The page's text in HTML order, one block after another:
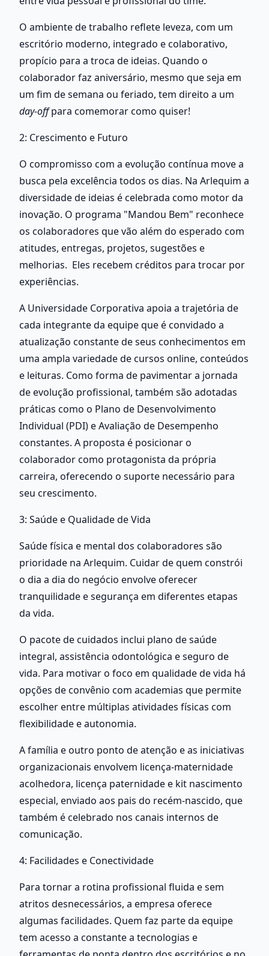
O ambiente de trabalho reflete leveza, com um
escritório moderno, integrado e colaborativo,
propício para a troca de ideias. Quando o
colaborador faz aniversário, mesmo que seja em
day-off para comemorar como quiser!
2: Crescimento e Futuro
O compromisso com a evolução contínua move a
busca pela excelência todos os dias. Na Arlequim a
diversidade de ideias é celebrada como motor da
inovação. O programa "Mandou Bem" reconhece
os colaboradores que vão além do esperado com
atitudes, entregas, projetos, sugestões e
melhorias.  Eles recebem créditos para trocar por
experiências.
A Universidade Corporativa apoia a trajetória de
cada integrante da equipe que é convidado a
atualização constante de seus conhecimentos em
uma ampla variedade de cursos online, conteúdos
e leituras. Como forma de pavimentar a jornada
de evolução profissional, também são adotadas
práticas como o Plano de Desenvolvimento
Individual (PDI) e Avaliação de Desempenho
constantes. A proposta é posicionar o
colaborador como protagonista da própria
carreira, oferecendo o suporte necessário para
seu crescimento.
3: Saúde e Qualidade de Vida
Saúde física e mental dos colaboradores são
prioridade na Arlequim. Cuidar de quem constrói
o dia a dia do negócio envolve oferecer
tranquilidade e segurança em diferentes etapas
da vida.
O pacote de cuidados inclui plano de saúde
integral, assistência odontológica e seguro de
vida. Para motivar o foco em qualidade de vida há
opções de convênio com academias que permite
escolher entre múltiplas atividades físicas com
flexibilidade e autonomia.
A família e outro ponto de atenção e as iniciativas
organizacionais envolvem licença-maternidade
acolhedora, licença paternidade e kit nascimento
especial, enviado aos pais do recém-nascido, que
também é celebrado nos canais internos de
comunicação.
4: Facilidades e Conectividade
Para tornar a rotina profissional fluida e sem
atritos desnecessários, a empresa oferece
algumas facilidades. Quem faz parte da equipe
tem acesso a constante a tecnologias e